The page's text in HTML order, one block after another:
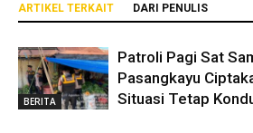
ARTIKEL TERKAIT DARI PENULIS
BERITA
Patroli Pagi Sat
Pasangkayu
Situasi Tetap